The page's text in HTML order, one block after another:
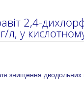
2,4-
л, у
знищення дводольних